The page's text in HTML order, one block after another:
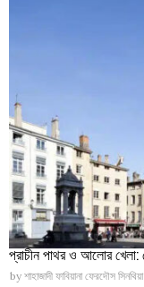
প্রাচীন পাথর ও আলোর খেলা:
by শাহাজাদী ফাবিয়ানা ফেরদৌস সিনথিয়া